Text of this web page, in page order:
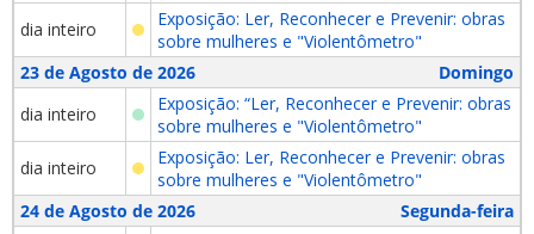
dia inteiro
Exposição: Ler, Reconhecer e Prevenir: obras
sobre mulheres e "Violentômetro"
23 de Agosto de 2026
Domingo
dia inteiro
Exposição: “Ler, Reconhecer e Prevenir: obras
sobre mulheres e "Violentômetro"
dia inteiro
Exposição: Ler, Reconhecer e Prevenir: obras
sobre mulheres e "Violentômetro"
24 de Agosto de 2026
Segunda-feira